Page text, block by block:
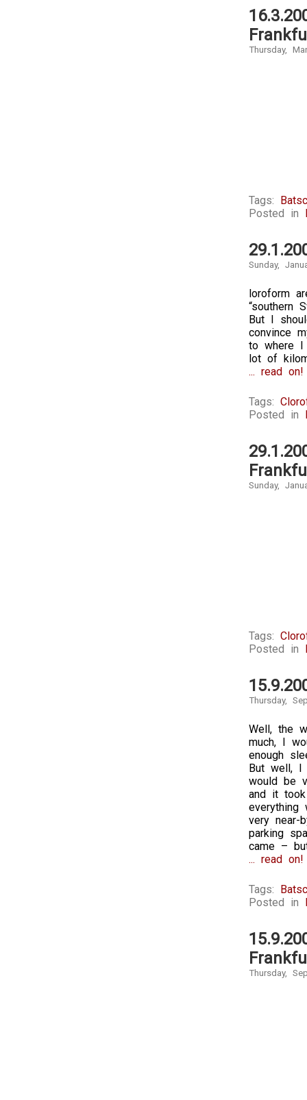
Thursday,
Tags:
Posted in
Sunday,
loroform
“southern
But I
convince
to where I
lot of
... read on!
Tags:
Posted in
Sunday,
Tags:
Posted in
Thursday,
Well, the
much, I
enough
But well, I
would be
and it
very near-
parking
came –
... read on!
Tags:
Posted in
Thursday,